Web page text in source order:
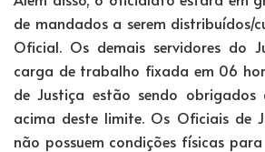
de mandados a serem distribuídos/
Oficial. Os demais servidores do
carga de trabalho fixada em 06
de Justiça estão sendo
acima deste limite. Os Oficiais de
não possuem condições físicas